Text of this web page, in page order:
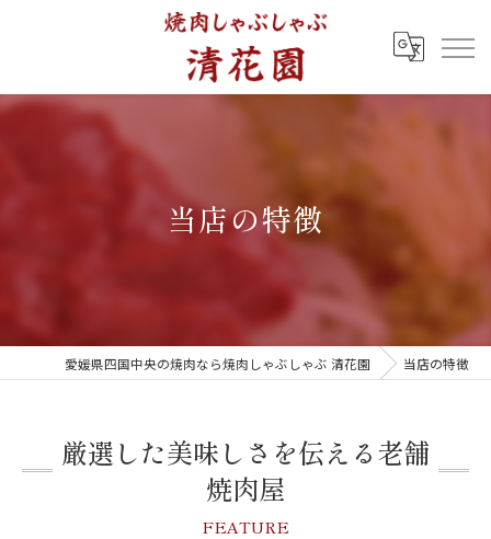
当店の特徴
愛媛県四国中央の焼肉なら焼肉しゃぶしゃぶ 清花園 当店の特徴
厳選した美味しさを伝える老舗
焼肉屋
FEATURE